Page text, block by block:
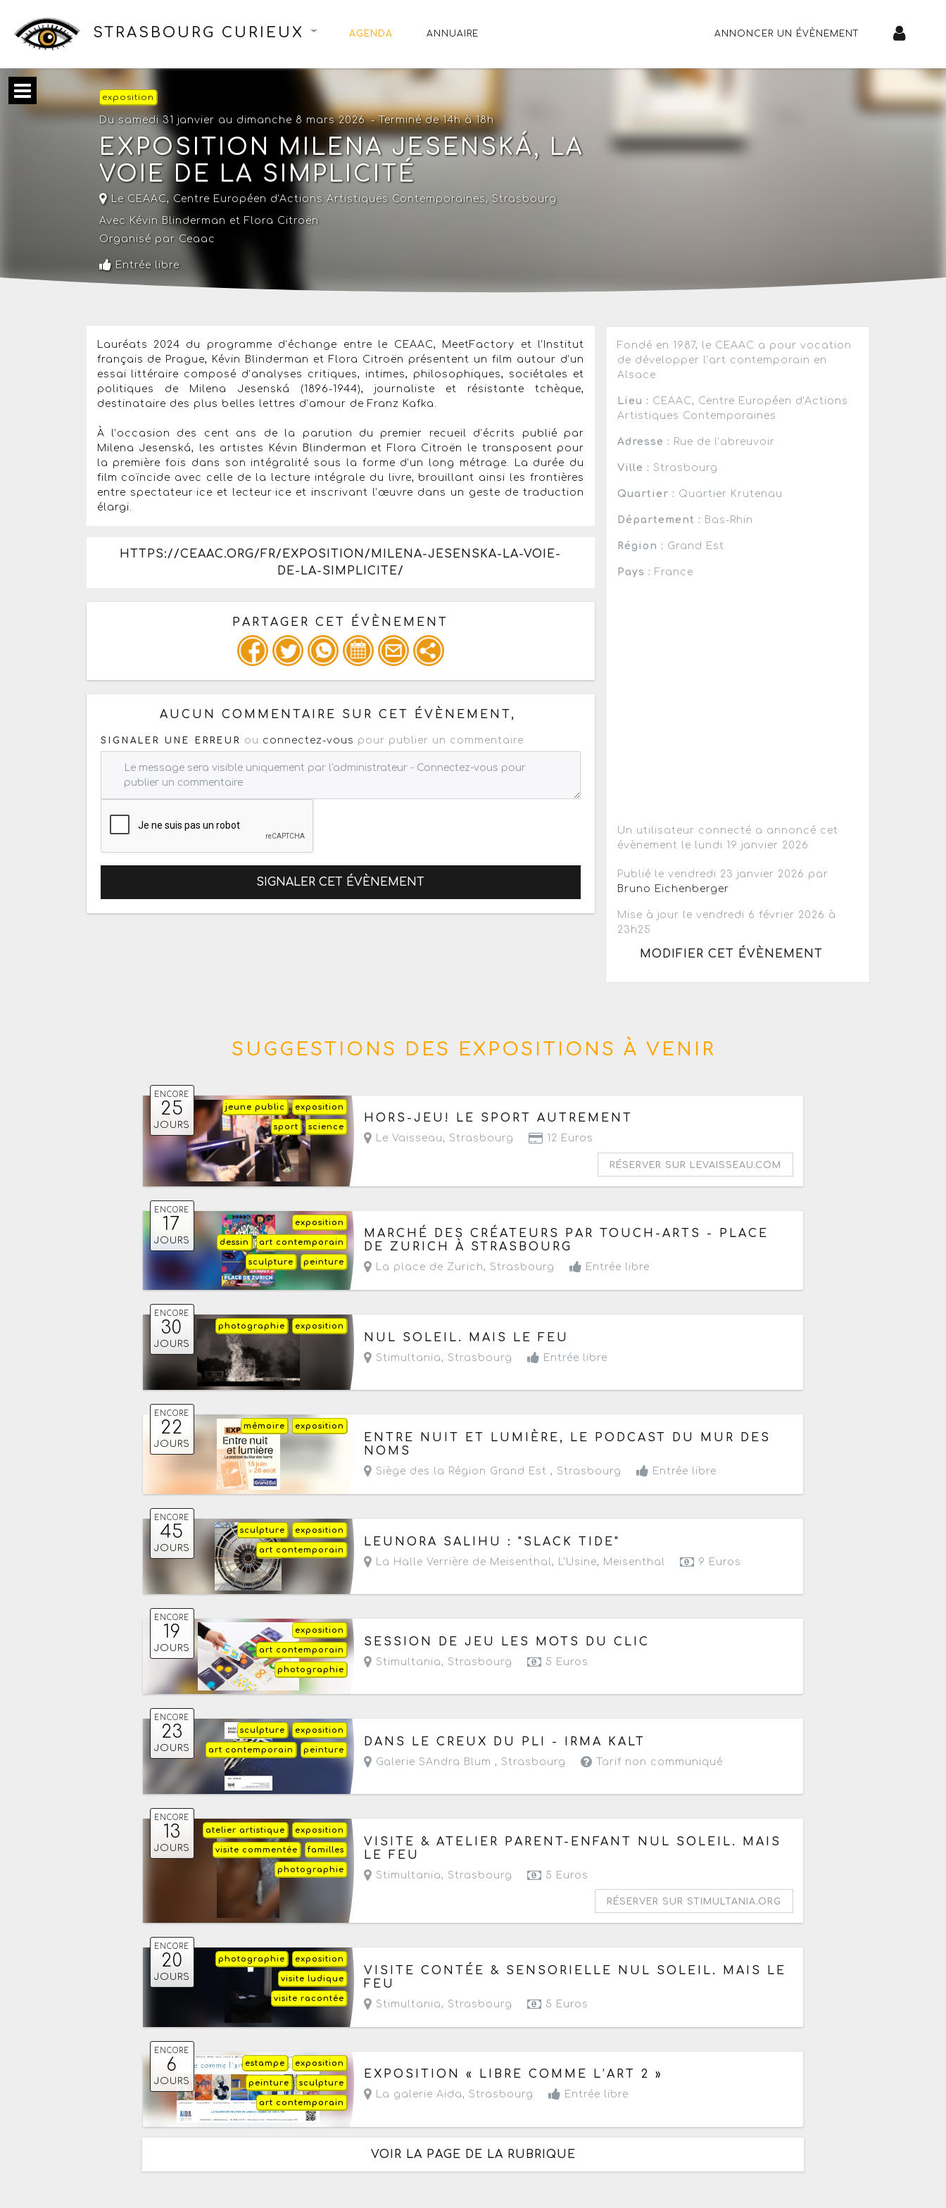
STRASBOURG CURIEUX AGENDA ANNUAIRE ANNONCER UN ÉVÈNEMENT
exposition
Du samedi 31 janvier au dimanche 8 mars 2026 - Terminé de 14h à 18h
EXPOSITION MILENA JESENSKÁ, LA
VOIE DE LA SIMPLICITÉ
Le CEAAC, Centre Européen d'Actions Artistiques Contemporaines, Strasbourg
Avec Kévin Blinderman et Flora Citroën
Organisé par Ceaac
Entrée libre
Lauréats 2024 du programme d’échange entre le CEAAC, MeetFactory et l’Institut
français de Prague, Kévin Blinderman et Flora Citroën présentent un film autour d’un
essai littéraire composé d’analyses critiques, intimes, philosophiques, sociétales et
politiques de Milena Jesenská (1896-1944), journaliste et résistante tchèque,
destinataire des plus belles lettres d’amour de Franz Kafka.
À l’occasion des cent ans de la parution du premier recueil d’écrits publié par
Milena Jesenská, les artistes Kévin Blinderman et Flora Citroën le transposent pour
la première fois dans son intégralité sous la forme d’un long métrage. La durée du
film coïncide avec celle de la lecture intégrale du livre, brouillant ainsi les frontières
entre spectateur·ice et lecteur·ice et inscrivant l’œuvre dans un geste de traduction
élargi.
HTTPS://CEAAC.ORG/FR/EXPOSITION/MILENA-JESENSKA-LA-VOIE-
DE-LA-SIMPLICITE/
PARTAGER CET ÉVÈNEMENT
Copiez les infos ci-dessous pour un : mail / forum / réseau social
AUCUN COMMENTAIRE SUR CET ÉVÈNEMENT,
SIGNALER UNE ERREUR ou connectez-vous pour publier un commentaire
SIGNALER CET ÉVÈNEMENT
Fondé en 1987, le CEAAC a pour vocation
de développer l’art contemporain en
Alsace
Lieu : CEAAC, Centre Européen d'Actions
Artistiques Contemporaines
Adresse : Rue de l’abreuvoir
Ville : Strasbourg
Quartier : Quartier Krutenau
Département : Bas-Rhin
Région : Grand Est
Pays : France
Un utilisateur connecté a annoncé cet
évènement le lundi 19 janvier 2026
Publié le vendredi 23 janvier 2026 par
Bruno Eichenberger
Mise à jour le vendredi 6 février 2026 à
23h25
MODIFIER CET ÉVÈNEMENT
SUGGESTIONS DES EXPOSITIONS À VENIR
ENCORE
25
JOURS
exposition
jeune public
science
sport
Du mardi 28 janvier 2025 au lundi 31 août 2026
HORS-JEU! LE SPORT AUTREMENT
Le Vaisseau, Strasbourg 12 Euros
RÉSERVER SUR LEVAISSEAU.COM
ENCORE
17
JOURS
exposition
art contemporain
dessin
peinture
sculpture
Du dimanche 10 mai au dimanche 23 août 2026
- Ouvert tous les jours de 10h à 19h
MARCHÉ DES CRÉATEURS PAR TOUCH-ARTS - PLACE
DE ZURICH À STRASBOURG
La place de Zurich, Strasbourg Entrée libre
ENCORE
30
JOURS
exposition
photographie
Du vendredi 22 mai au samedi 5 septembre 2026
NUL SOLEIL. MAIS LE FEU
Stimultania, Strasbourg Entrée libre
ENCORE
22
JOURS
exposition
mémoire
Du lundi 15 juin au vendredi 28 août 2026
de 07h30 à 17h30
- Prochaine date le jeudi 6 août 2026
ENTRE NUIT ET LUMIÈRE, LE PODCAST DU MUR DES
NOMS
Siège des la Région Grand Est , Strasbourg Entrée libre
ENCORE
45
JOURS
exposition
sculpture
art contemporain
Du samedi 27 juin au dimanche 20 septembre 2026
LEUNORA SALIHU : "SLACK TIDE"
La Halle Verrière de Meisenthal , L'Usine, Meisenthal 9 Euros
ENCORE
19
JOURS
exposition
art contemporain
photographie
Du mardi 30 juin au mardi 25 août 2026 à partir de 18h
SESSION DE JEU LES MOTS DU CLIC
Stimultania, Strasbourg 5 Euros
ENCORE
23
JOURS
exposition
sculpture
peinture
art contemporain
Du vendredi 3 juillet au samedi 29 août 2026
DANS LE CREUX DU PLI - IRMA KALT
Galerie SAndra Blum , Strasbourg Tarif non communiqué
ENCORE
13
JOURS
exposition
atelier artistique
familles
visite commentée
photographie
Du mercredi 22 juillet au mercredi 19 août 2026
à partir de 14h
- Prochaine date le mercredi 12 août 2026
VISITE & ATELIER PARENT-ENFANT NUL SOLEIL. MAIS
LE FEU
Stimultania, Strasbourg 5 Euros
RÉSERVER SUR STIMULTANIA.ORG
ENCORE
20
JOURS
exposition
photographie
visite ludique
visite racontée
Du mercredi 22 juillet au mercredi 26 août 2026 à partir de 10h
VISITE CONTÉE & SENSORIELLE NUL SOLEIL. MAIS LE
FEU
Stimultania, Strasbourg 5 Euros
ENCORE
6
JOURS
exposition
estampe
sculpture
peinture
art contemporain
Du jeudi 23 juillet au mercredi 12 août 2026 de 14h à 19h
EXPOSITION « LIBRE COMME L’ART 2 »
La galerie Aida, Strasbourg Entrée libre
VOIR LA PAGE DE LA RUBRIQUE